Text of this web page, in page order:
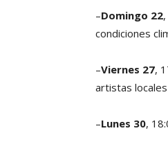
–Domingo 22
condiciones
–Viernes 27,
artistas
–Lunes 30,